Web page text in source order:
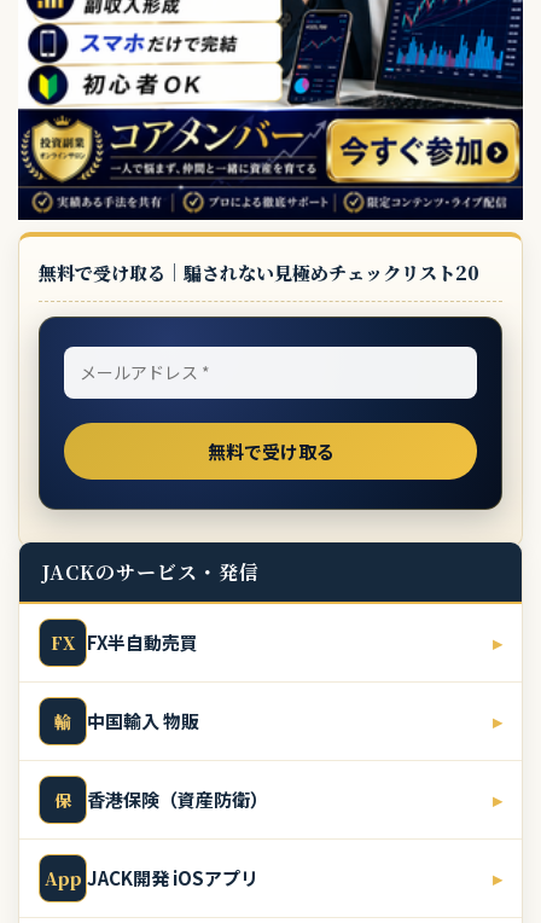
無料で受け取る｜騙されない見極めチェックリスト20
JACKのサービス・発信
FX FX半自動売買 ▸
輸 中国輸入 物販 ▸
保 香港保険（資産防衛） ▸
App JACK開発 iOSアプリ ▸